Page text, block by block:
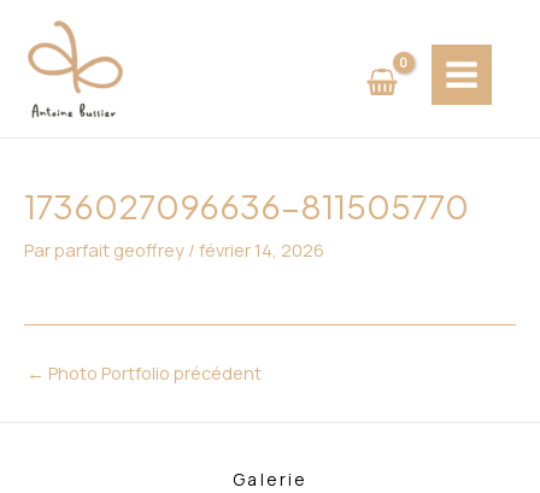
contenu
MENU
1736027096636-811505770
Parparfait geoffrey / février 14, 2026
des
articles
← Photo Portfolio précédent
Galerie